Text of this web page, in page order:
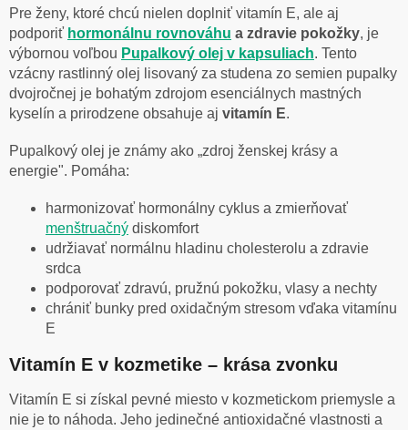
Pre ženy, ktoré chcú nielen doplniť vitamín E, ale aj
podporiť hormonálnu rovnováhu a zdravie pokožky, je
výbornou voľbou Pupalkový olej v kapsuliach. Tento
vzácny rastlinný olej lisovaný za studena zo semien pupalky
dvojročnej je bohatým zdrojom esenciálnych mastných
kyselín a prirodzene obsahuje aj vitamín E.
Pupalkový olej je známy ako „zdroj ženskej krásy a
energie". Pomáha:
harmonizovať hormonálny cyklus a zmierňovať
menštruačný diskomfort
udržiavať normálnu hladinu cholesterolu a zdravie
srdca
podporovať zdravú, pružnú pokožku, vlasy a nechty
chrániť bunky pred oxidačným stresom vďaka vitamínu
E
Vitamín E v kozmetike – krása zvonku
Vitamín E si získal pevné miesto v kozmetickom priemysle a
nie je to náhoda. Jeho jedinečné antioxidačné vlastnosti a